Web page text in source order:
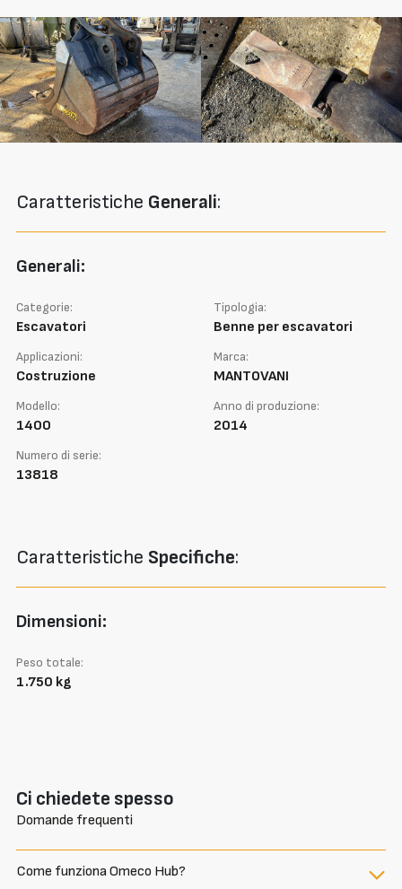
Caratteristiche Generali:
Generali:
Categorie:
Escavatori
Tipologia:
Benne per escavatori
Applicazioni:
Costruzione
Marca:
MANTOVANI
Modello:
1400
Anno di produzione:
2014
Numero di serie:
13818
Caratteristiche Specifiche:
Dimensioni:
Peso totale:
1.750 kg
Ci chiedete spesso
Domande frequenti
Come funziona Omeco Hub?